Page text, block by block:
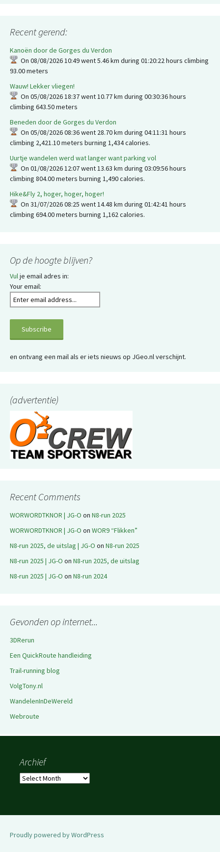
Recent gerend:
Kanoën door de Gorges du Verdon
On 08/08/2026 10:49 went 5.46 km during 01:20:22 hours climbing
93.00 meters
Wauw! Lekker vliegen!
On 05/08/2026 18:37 went 10.77 km during 00:30:36 hours
climbing 643.50 meters
Beneden door de Gorges du Verdon
On 05/08/2026 08:36 went 28.70 km during 04:11:31 hours
climbing 2,421.10 meters burning 1,434 calories.
Uurtje wandelen werd wat langer want parking vol
On 01/08/2026 12:07 went 13.63 km during 03:09:56 hours
climbing 804.00 meters burning 1,490 calories.
Hike&Fly 2, hoger, hoger, hoger!
On 31/07/2026 08:25 went 14.48 km during 01:42:41 hours
climbing 694.00 meters burning 1,162 calories.
Op de hoogte blijven?
Vulje email adres in:
Your email:
en ontvang een mail als er iets nieuws op JGeo.nl verschijnt.
(advertentie)
Recent Comments
WORWORDTKNOR | JG-O on N8-run 2025
WORWORDTKNOR | JG-O on WOR9 “Flikken”
N8-run 2025, de uitslag | JG-O on N8-run 2025
N8-run 2025 | JG-O on N8-run 2025, de uitslag
N8-run 2025 | JG-O on N8-run 2024
Gevonden op internet...
3DRerun
Een QuickRoute handleiding
Trail-running blog
VolgTony.nl
WandelenInDeWereld
Webroute
Archief
Archief
Proudly powered by WordPress